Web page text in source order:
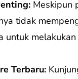
Meskipun
tidak
untuk
Terbaru: